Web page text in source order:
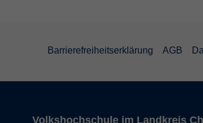
Barrierefreiheitserklärung AGB
Volkshochschule im Landkreis